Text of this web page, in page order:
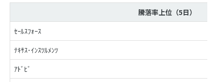
騰落率上位（5日）
ｾｰﾙｽﾌｫｰｽ
ﾃｷｻｽ･ｲﾝｽﾂﾙﾒﾝﾂ
ｱﾄﾞﾋﾞ